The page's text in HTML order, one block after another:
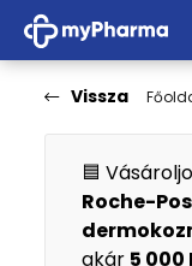
Vissza
🟦
Roche-
akár 5